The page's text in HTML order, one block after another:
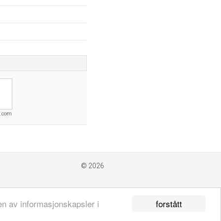
forstått
av informasjonskapsler i
© 2026